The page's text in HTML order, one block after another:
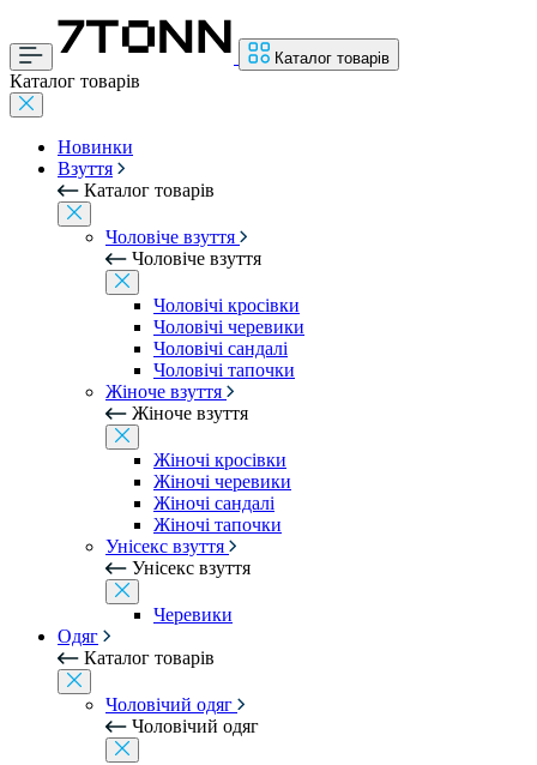
Каталог товарів
Каталог товарів
Новинки
Взуття
Каталог товарів
Чоловіче взуття
Чоловіче взуття
Чоловічі кросівки
Чоловічі черевики
Чоловічі сандалі
Чоловічі тапочки
Жіноче взуття
Жіноче взуття
Жіночі кросівки
Жіночі черевики
Жіночі сандалі
Жіночі тапочки
Унісекс взуття
Унісекс взуття
Черевики
Одяг
Каталог товарів
Чоловічий одяг
Чоловічий одяг